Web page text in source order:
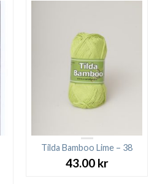
Tilda Bamboo Lime – 38
43.00 kr